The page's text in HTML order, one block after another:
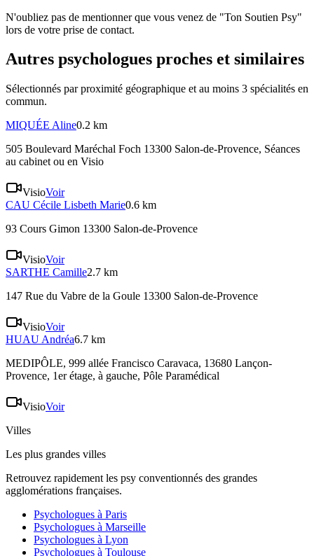
N'oubliez pas de mentionner que vous venez de "Ton Soutien Psy"
lors de votre prise de contact.
Autres psychologues proches et similaires
Sélectionnés par proximité géographique et au moins 3 spécialités en
commun.
MIQUÉE Aline0.2 km
505 Boulevard Maréchal Foch 13300 Salon-de-Provence, Séances
au cabinet ou en Visio
VisioVoir
CAU Cécile Lisbeth Marie0.6 km
93 Cours Gimon 13300 Salon-de-Provence
VisioVoir
SARTHE Camille2.7 km
147 Rue du Vabre de la Goule 13300 Salon-de-Provence
VisioVoir
HUAU Andréa6.7 km
MEDIPÔLE, 999 allée Francisco Caravaca, 13680 Lançon-
Provence, 1er étage, à gauche, Pôle Paramédical
VisioVoir
Villes
Les plus grandes villes
Retrouvez rapidement les psy conventionnés des grandes
agglomérations françaises.
Psychologues à Paris
Psychologues à Marseille
Psychologues à Lyon
Psychologues à Toulouse